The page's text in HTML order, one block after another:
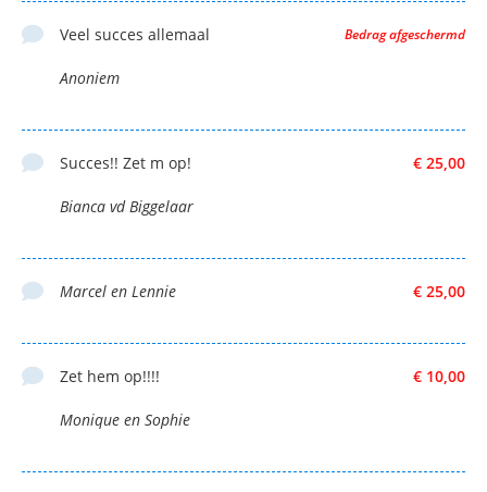
Bedrag afgeschermd
Veel succes allemaal
Anoniem
€ 25,00
Succes!! Zet m op!
Bianca vd Biggelaar
€ 25,00
Marcel en Lennie
€ 10,00
Zet hem op!!!!
Monique en Sophie